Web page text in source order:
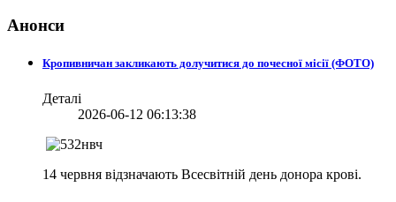
Анонси
Кропивничан закликають долучитися до почесної місії (ФОТО)
Деталі
2026-06-12 06:13:38
14 червня відзначають Всесвітній день донора крові.